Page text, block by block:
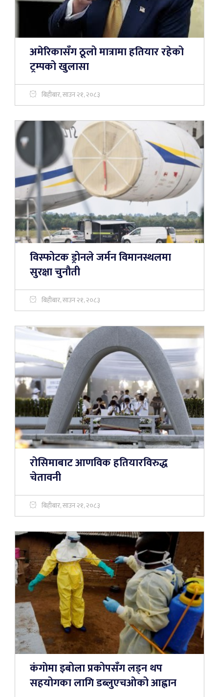
अमेरिकासँग ठूलो मात्रामा हतियार रहेको
ट्रम्पको खुलासा
बिहीबार, साउन २१, २०८३
विस्फोटक ड्रोनले जर्मन विमानस्थलमा
सुरक्षा चुनौती
बिहीबार, साउन २१, २०८३
रोसिमाबाट आणविक हतियारविरुद्ध
चेतावनी
बिहीबार, साउन २१, २०८३
कंगाेमा इबोला प्रकोपसँग लड्न थप
सहयोगका लागि डब्लुएचओको आह्वान